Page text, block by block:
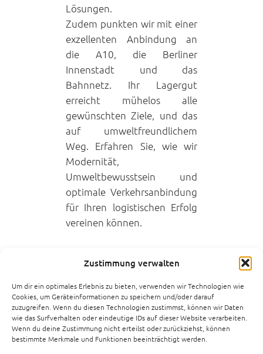
Zustimmung verwalten
Um dir ein optimales Erlebnis zu bieten, verwenden wir Technologien wie
Cookies, um Geräteinformationen zu speichern und/oder darauf
zuzugreifen. Wenn du diesen Technologien zustimmst, können wir Daten
wie das Surfverhalten oder eindeutige IDs auf dieser Website verarbeiten.
Wenn du deine Zustimmung nicht erteilst oder zurückziehst, können
bestimmte Merkmale und Funktionen beeinträchtigt werden.
Lösungen.
Zudem punkten wir mit einer
exzellenten Anbindung an
die A10, die Berliner
Innenstadt und das
Bahnnetz. Ihr Lagergut
erreicht mühelos alle
gewünschten Ziele, und das
auf umweltfreundlichem
Weg. Erfahren Sie, wie wir
Modernität,
Umweltbewusstsein und
optimale Verkehrsanbindung
für Ihren logistischen Erfolg
vereinen können.
KONTAKT